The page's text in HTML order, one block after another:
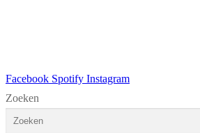
Facebook Spotify Instagram
Zoeken